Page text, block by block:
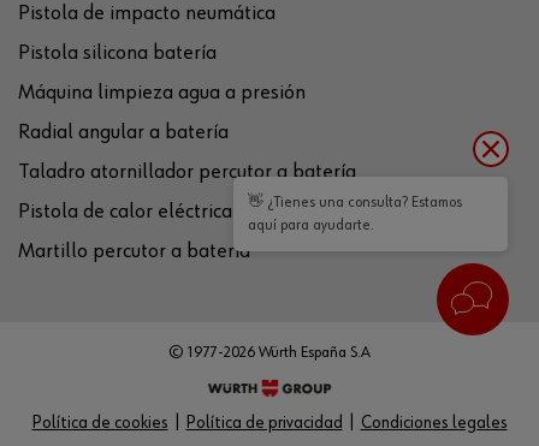
Pistola de impacto neumática
Pistola silicona batería
Máquina limpieza agua a presión
Radial angular a batería
Taladro atornillador percutor a batería
Pistola de calor eléctrica
Martillo percutor a batería
Política de cookies Política de privacidad Condiciones legales
© 1977-2026 Würth España S.A
👋 ¿Tienes una consulta? Estamos
aquí para ayudarte.